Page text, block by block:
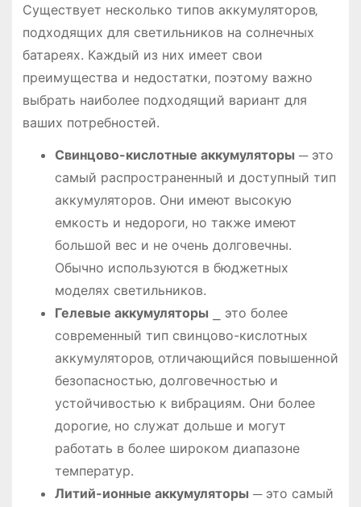
Существует несколько типов аккумуляторов‚
подходящих для светильников на солнечных
батареях. Каждый из них имеет свои
преимущества и недостатки‚ поэтому важно
выбрать наиболее подходящий вариант для
ваших потребностей.
Свинцово-кислотные аккумуляторы ─ это
самый распространенный и доступный тип
аккумуляторов. Они имеют высокую
емкость и недороги‚ но также имеют
большой вес и не очень долговечны.
Обычно используются в бюджетных
моделях светильников.
Гелевые аккумуляторы ⎯ это более
современный тип свинцово-кислотных
аккумуляторов‚ отличающийся повышенной
безопасностью‚ долговечностью и
устойчивостью к вибрациям. Они более
дорогие‚ но служат дольше и могут
работать в более широком диапазоне
температур.
Литий-ионные аккумуляторы ─ это самый